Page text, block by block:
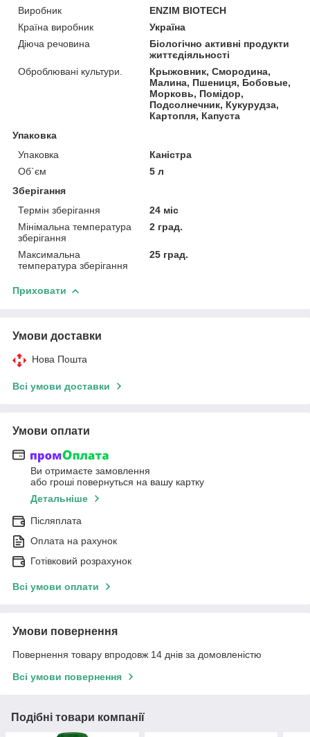
Виробник
ENZIM BIOTECH
Країна виробник
Україна
Діюча речовина
Біологічно активні продукти
життєдіяльності
Оброблювані культури.
Крыжовник, Смородина,
Малина, Пшениця, Бобовые,
Морковь, Помідор,
Подсолнечник, Кукурудза,
Картопля, Капуста
Упаковка
Упаковка
Каністра
Об`єм
5 л
Зберігання
Термін зберігання
24 міс
Мінімальна температура
зберігання
2 град.
Максимальна
температура зберігання
25 град.
Приховати
Умови доставки
Нова Пошта
Всі умови доставки
Умови оплати
Ви отримаєте замовлення
або гроші повернуться на вашу картку
Детальніше
Післяплата
Оплата на рахунок
Готівковий розрахунок
Всі умови оплати
Умови повернення
Повернення товару впродовж 14 днів за домовленістю
Всі умови повернення
Подібні товари компанії